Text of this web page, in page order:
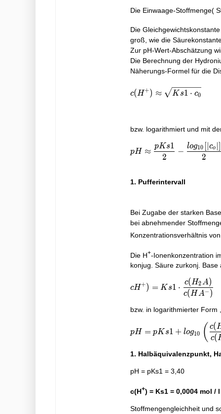
Die Einwaage-Stoffmenge(
Die
groß, wie die
Zur pH-Wert-Abschätzung
Die Berechnung der
Näherungs-Formel für die
c(H^{+}) \approx
c(H+ ) ≈ K s1 ⋅ c0
bzw. logarithmiert und mit
pH \approx
pH ≈
2
pKs1
−
2
log10 [∣co ∣]
1. Pufferintervall
Bei Zugabe der starken
bei abnehmender
Konzentrationsverhältnis
Die H+-Ionenkonzentration
konjug. Säure zurkonj. Base
cH^{+}) = Ks1\cdot
cH+ ) = K s1 ⋅
c(HA− )
c(H2A)
bzw. in logarithmierter Form
pH = pKs1 +
pH = pK s1 + log10 ( c(
c(
1. Halbäquivalenzpunkt,
pH = pKs1 = 3,40
c(H+) = Ks1 = 0,0004 mol / l
Stoffmengengleichheit und